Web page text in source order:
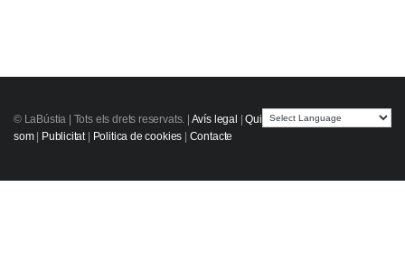
© LaBústia | Tots els drets reservats. | Avís legal |Qui
som| Publicitat | Politica de cookies | Contacte